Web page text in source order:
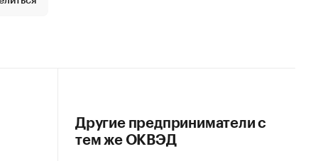
Другие предприниматели с
тем же ОКВЭД